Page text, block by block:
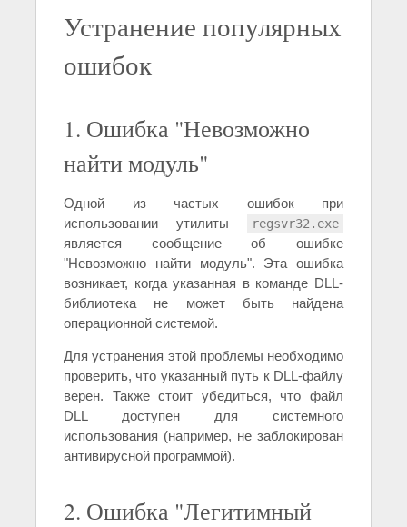
Устранение популярных
ошибок
1. Ошибка "Невозможно
найти модуль"
Одной из частых ошибок при
использовании утилиты
regsvr32.exe
является сообщение об ошибке
"Невозможно найти модуль". Эта ошибка
возникает, когда указанная в команде DLL-
библиотека не может быть найдена
операционной системой.
Для устранения этой проблемы необходимо
проверить, что указанный путь к DLL-файлу
верен. Также стоит убедиться, что файл
DLL доступен для системного
использования (например, не заблокирован
антивирусной программой).
2. Ошибка "Легитимный